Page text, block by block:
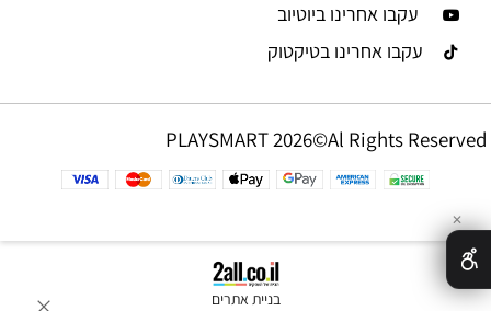
עקבו אחרינו ביוטיוב
עקבו אחרינו בטיקטוק
PLAYSMART 2026©Al Rights Reserved
בניית אתרים
✕